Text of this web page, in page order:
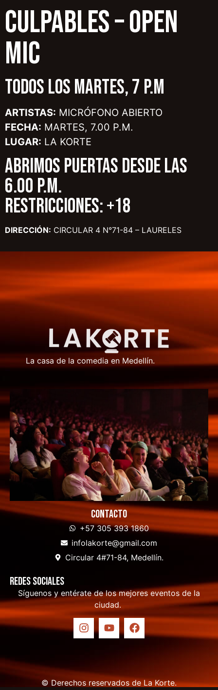
CULPABLES – OPEN
MIC
TODOS LOS MARTES, 7 P.M
ARTISTAS: MICRÓFONO ABIERTO
FECHA: MARTES, 7.00 P.M.
LUGAR: LA KORTE
ABRIMOS PUERTAS DESDE LAS
6.00 P.M.
RESTRICCIONES: +18
DIRECCIÓN: CIRCULAR 4 N°71-84 – LAURELES
La casa de la comedia en Medellín.
Contacto
+57 305 393 1860
infolakorte@gmail.com
Circular 4#71-84, Medellín.
Redes sociales
Síguenos y entérate de los mejores eventos de la
ciudad.
© Derechos reservados de La Korte.